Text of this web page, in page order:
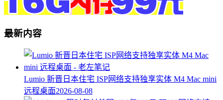
最新内容
Lumio 新晋日本住宅 ISP网络支持独享实体 M4 Mac mini
远程桌面2026-08-08